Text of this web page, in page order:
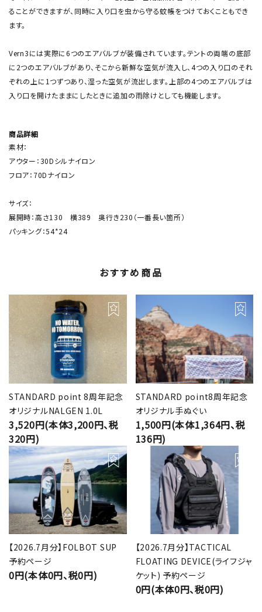
ることができますが、同時に入り口を虫から守る蚊帳をつけておくこともでき
ます。
Vern3には実際に6つのエアバルブが装備されています。テントの両端の底部
に2つのエアバルブがあり、そこから新鮮な空気が流入し、4つの入り口のそれ
ぞれの上に1つずつあり、湿った空気が流出します。上部の4つのエアバルブは
入り口を開けたままにしたときに追加の雨除けとしても機能します。
商品詳細
素材：
アウター：30Dシルナイロン
フロア：70Dナイロン
サイズ：
展開時：高さ130 横389 奥行き230（一番長い箇所）
パッキング：54*24
おすすめ商品
STANDARD point 8周年記念
オリジナルNALGEN 1.0L
3,520円(本体3,200円、税
320円)
STANDARD point8周年記念
オリジナル手ぬぐい
1,500円(本体1,364円、税
136円)
【2026.7月分】FOLBOT SUP
予約ページ
0円(本体0円、税0円)
【2026.7月分】TACTICAL
FLOATING DEVICE(ライフジャ
ケット) 予約ページ
0円(本体0円、税0円)